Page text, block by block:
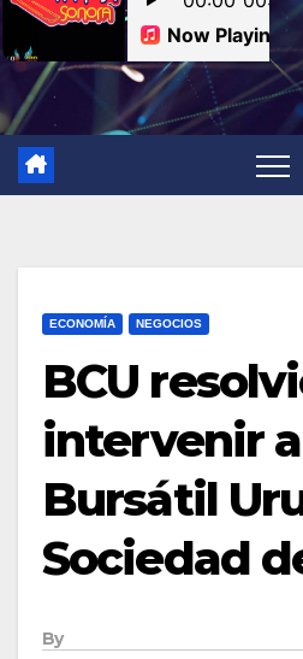
ECONOMÍA NEGOCIOS
BCU
intervenir
Bursátil
Sociedad
By